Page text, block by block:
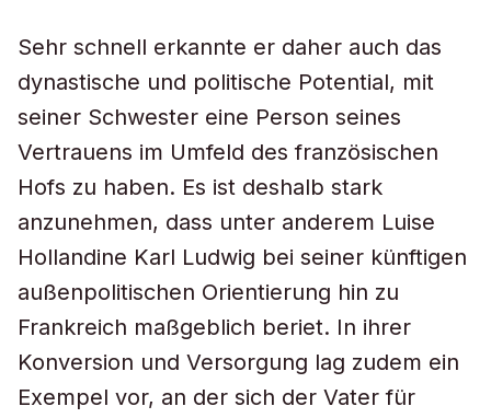
Sehr schnell erkannte er daher auch das
dynastische und politische Potential, mit
seiner Schwester eine Person seines
Vertrauens im Umfeld des französischen
Hofs zu haben. Es ist deshalb stark
anzunehmen, dass unter anderem Luise
Hollandine Karl Ludwig bei seiner künftigen
außenpolitischen Orientierung hin zu
Frankreich maßgeblich beriet. In ihrer
Konversion und Versorgung lag zudem ein
Exempel vor, an der sich der Vater für